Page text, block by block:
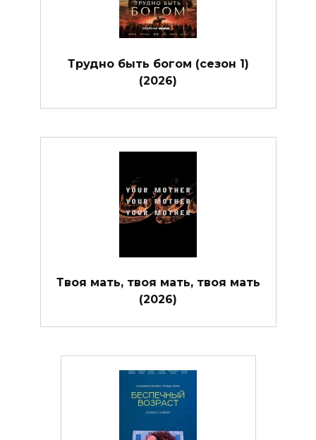
Трудно быть богом (сезон 1)
(2026)
Твоя мать, твоя мать, твоя мать
(2026)